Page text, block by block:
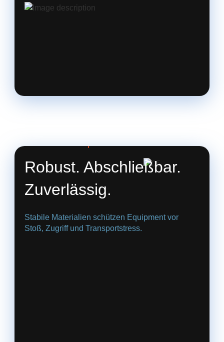
Robust. Abschließbar.
Zuverlässig.
Stabile Materialien schützen Equipment vor
Stoß, Zugriff und Transportstress.